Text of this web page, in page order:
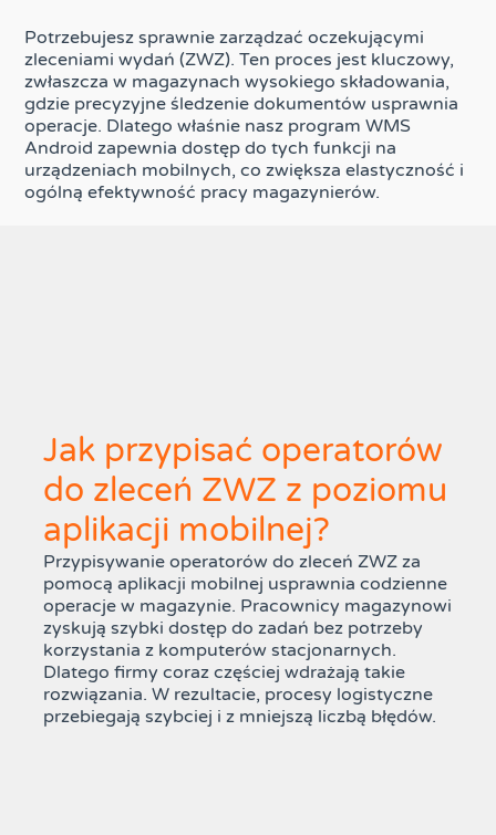
Potrzebujesz sprawnie zarządzać oczekującymi
zleceniami wydań (ZWZ). Ten proces jest kluczowy,
zwłaszcza w magazynach wysokiego składowania,
gdzie precyzyjne śledzenie dokumentów usprawnia
operacje. Dlatego właśnie nasz program WMS
Android zapewnia dostęp do tych funkcji na
urządzeniach mobilnych, co zwiększa elastyczność i
ogólną efektywność pracy magazynierów.
Jak przypisać operatorów
do zleceń ZWZ z poziomu
aplikacji mobilnej?
Przypisywanie operatorów do zleceń ZWZ za
pomocą aplikacji mobilnej usprawnia codzienne
operacje w magazynie. Pracownicy magazynowi
zyskują szybki dostęp do zadań bez potrzeby
korzystania z komputerów stacjonarnych.
Dlatego firmy coraz częściej wdrażają takie
rozwiązania. W rezultacie, procesy logistyczne
przebiegają szybciej i z mniejszą liczbą błędów.